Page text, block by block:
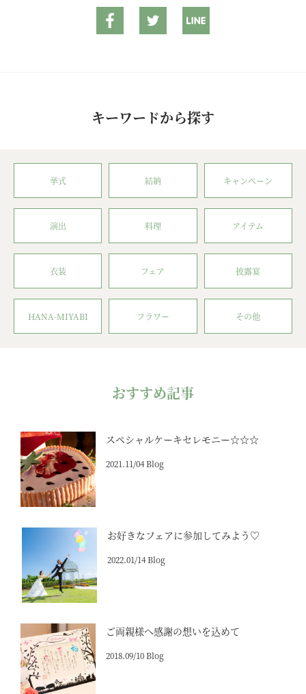
キーワードから探す
挙式 結納 キャンペーン
演出 料理 アイテム
衣装 フェア 披露宴
HANA-MIYABI フラワー その他
おすすめ記事
スペシャルケーキセレモニー☆☆☆
2021.11/04 Blog
お好きなフェアに参加してみよう♡
2022.01/14 Blog
ご両親様へ感謝の想いを込めて
2018.09/10 Blog